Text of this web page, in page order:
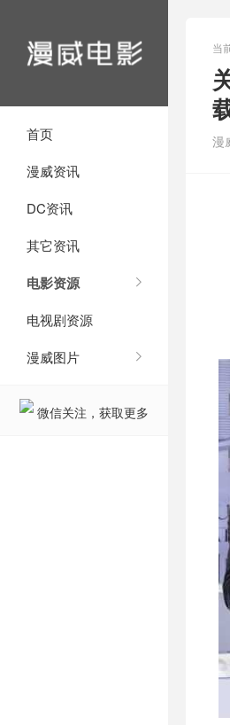
首页
漫威资讯
DC资讯
其它资讯
电影资源
电视剧资源
漫威图片
微信关注，获取更多
当
漫